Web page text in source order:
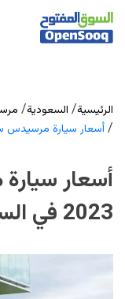
الرئيسية/ السعودية/
/أسعار سيارة مرسيدس سي كلاس
أسعار
2023 في السعودية